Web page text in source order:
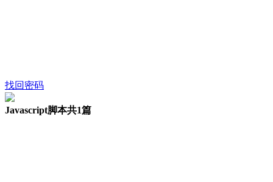
找回密码
Javascript脚本共1篇